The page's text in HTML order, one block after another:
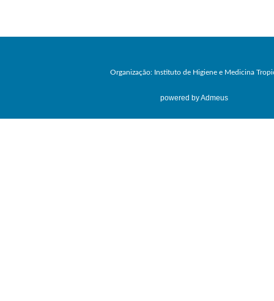
Organização: Instituto de Higiene e Medicina
powered by Admeus